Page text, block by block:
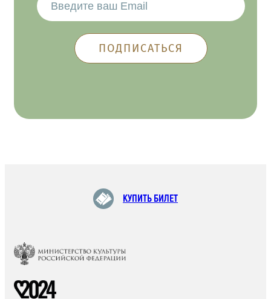
КУПИТЬ БИЛЕТ